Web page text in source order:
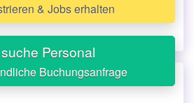
80939 München
Personal
Buchungsanfrage
& Jobs erhalten